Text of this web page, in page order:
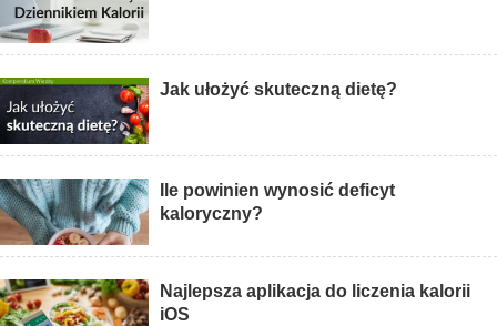
Jak ułożyć skuteczną dietę?
Ile powinien wynosić deficyt
kaloryczny?
Najlepsza aplikacja do liczenia kalorii
iOS